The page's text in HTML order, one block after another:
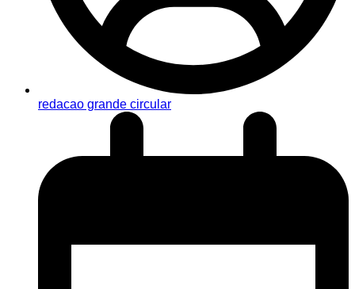
redacao grande circular